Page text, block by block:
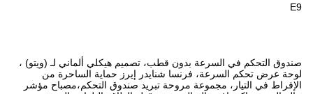
تصميم هيكلي ألماني لـ (ويتو) ،
إيرز حماية الساحرة من
تبريد صندوق التحكم،مصباح مؤشر